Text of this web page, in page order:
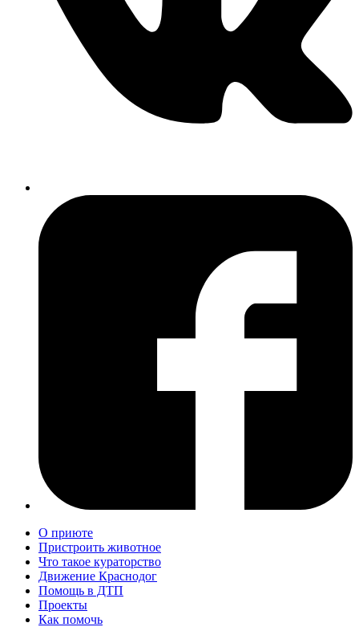
О приюте
Пристроить животное
Что такое кураторство
Движение Краснодог
Помощь в ДТП
Проекты
Как помочь